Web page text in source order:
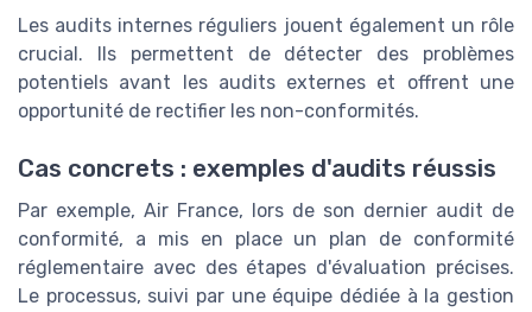
Les audits internes réguliers jouent également un rôle
crucial. Ils permettent de détecter des problèmes
potentiels avant les audits externes et offrent une
opportunité de rectifier les non-conformités.
Cas concrets : exemples d'audits réussis
Par exemple, Air France, lors de son dernier audit de
conformité, a mis en place un plan de conformité
réglementaire avec des étapes d'évaluation précises.
Le processus, suivi par une équipe dédiée à la gestion